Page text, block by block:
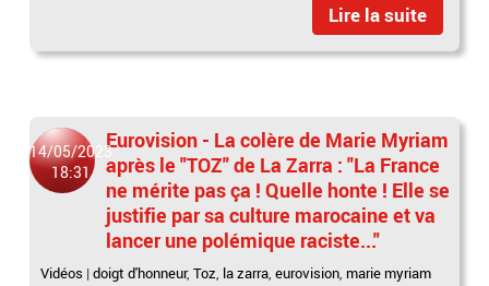
Lire la suite
14/05/2023
18:31
Eurovision - La colère de Marie Myriam
après le "TOZ" de La Zarra : "La France
ne mérite pas ça ! Quelle honte ! Elle se
justifie par sa culture marocaine et va
lancer une polémique raciste..."
Vidéos |doigt d'honneur,Toz, la zarra,eurovision, marie myriam